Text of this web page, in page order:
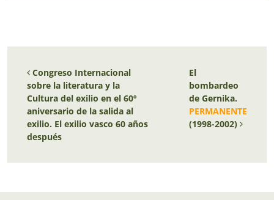
Navegación de entradas
Congreso Internacional
sobre la literatura y la
Cultura del exilio en el 60º
aniversario de la salida al
exilio. El exilio vasco 60 años
después
El
bombardeo
de Gernika.
PERMANENTE
(1998-2002)